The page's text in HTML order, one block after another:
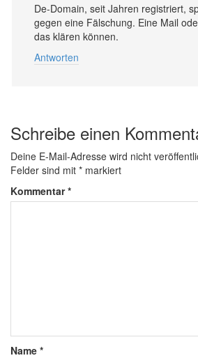
De-Domain, seit Jahren registriert,
gegen eine Fälschung. Eine Mail
das klären können.
Antworten
Schreibe einen
Deine E-Mail-Adresse wird nicht
Felder sind mit * markiert
Kommentar*
Name *